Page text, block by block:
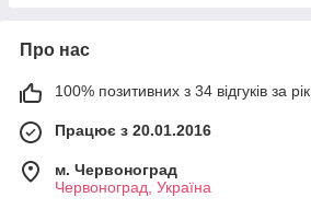
Про нас
100% позитивних з 34 відгуків за рік
Працює з 20.01.2016
м. Червоноград
Червоноград, Україна